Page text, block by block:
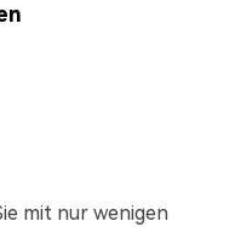
mit nur wenigen